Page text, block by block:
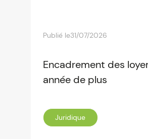
Publié le31/07/2026
Encadrement des
année de plus
Juridique